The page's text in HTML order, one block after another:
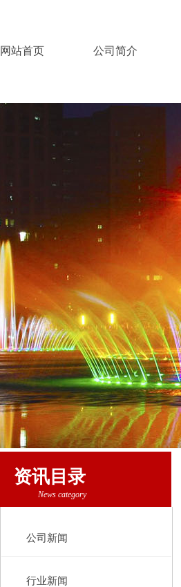
网站首页 公司简介
资讯目录
News category
公司新闻
行业新闻